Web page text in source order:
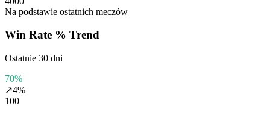
Na podstawie ostatnich meczów
Win Rate % Trend
Ostatnie 30 dni
70%
↗4%
100